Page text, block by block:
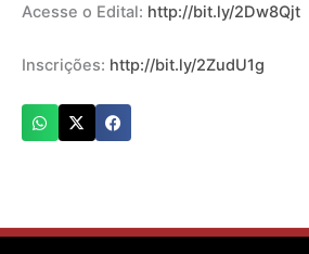
Acesse o Edital: http://bit.ly/2Dw8Qjt
Inscrições: http://bit.ly/2ZudU1g